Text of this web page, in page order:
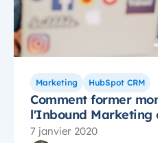
Marketing HubSpot CRM
Comment former
l'Inbound Marketing
7 janvier 2020